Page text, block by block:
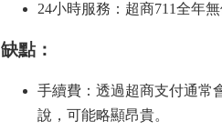
24小時服務：超商711全年
缺點：
手續費：透過超商支付通常
說，可能略顯昂貴。